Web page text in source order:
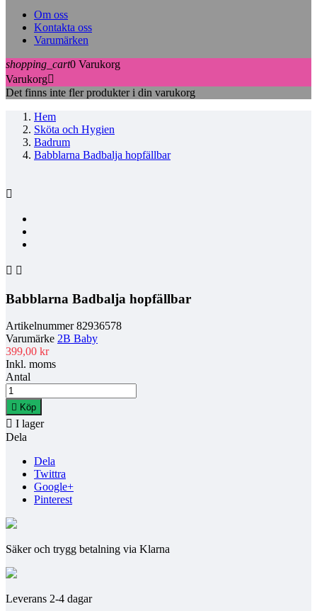
Om oss
Kontakta oss
Varumärken
shopping_cart0 Varukorg
Varukorg
Det finns inte fler produkter i din varukorg
Hem
Sköta och Hygien
Badrum
Babblarna Badbalja hopfällbar

 
Babblarna Badbalja hopfällbar
Artikelnummer 82936578
Varumärke 2B Baby
399,00 kr
Inkl. moms
Antal
 Köp
 I lager
Dela
Dela
Twittra
Google+
Pinterest
Säker och trygg betalning via Klarna
Leverans 2-4 dagar